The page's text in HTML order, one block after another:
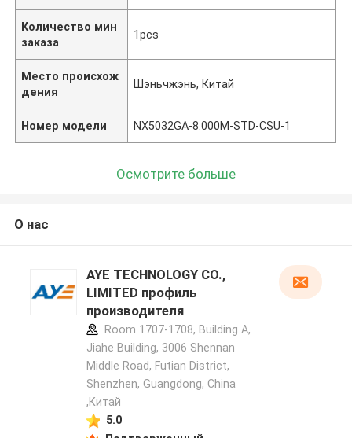
Количество мин
заказа
1pcs
Место происхож
дения
Шэньчжэнь, Китай
Номер модели NX5032GA-8.000M-STD-CSU-1
Осмотрите больше
О нас
AYE TECHNOLOGY CO.,
LIMITED профиль
производителя
Room 1707-1708, Building A,
Jiahe Building, 3006 Shennan
Middle Road, Futian District,
Shenzhen, Guangdong, China
,Китай
5.0